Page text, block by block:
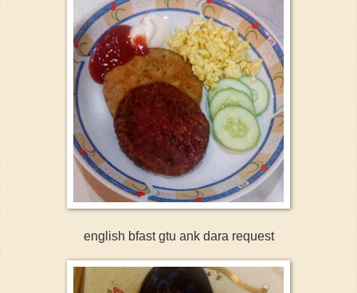
english bfast gtu ank dara request